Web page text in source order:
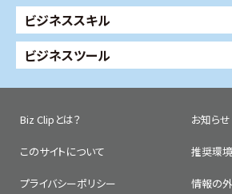
ビジネススキル
ビジネスツール
Biz Clipとは？ お知らせ
このサイトについて 推奨環境
プライバシーポリシー 情報の